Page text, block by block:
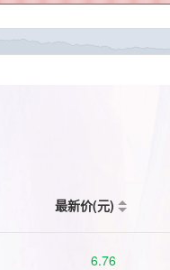
最新价(元)
6.76